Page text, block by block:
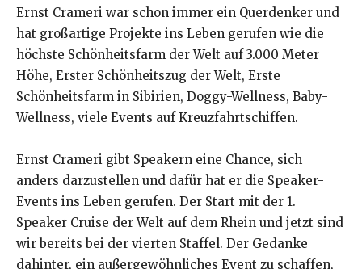
Ernst Crameri war schon immer ein Querdenker und
hat großartige Projekte ins Leben gerufen wie die
höchste Schönheitsfarm der Welt auf 3.000 Meter
Höhe, Erster Schönheitszug der Welt, Erste
Schönheitsfarm in Sibirien, Doggy-Wellness, Baby-
Wellness, viele Events auf Kreuzfahrtschiffen.
Ernst Crameri gibt Speakern eine Chance, sich
anders darzustellen und dafür hat er die Speaker-
Events ins Leben gerufen. Der Start mit der 1.
Speaker Cruise der Welt auf dem Rhein und jetzt sind
wir bereits bei der vierten Staffel. Der Gedanke
dahinter, ein außergewöhnliches Event zu schaffen,